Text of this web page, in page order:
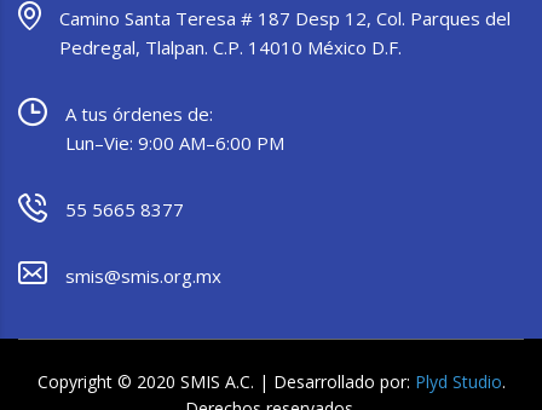
Camino Santa Teresa # 187 Desp 12, Col. Parques del
Pedregal, Tlalpan. C.P. 14010 México D.F.
A tus órdenes de:
Lun–Vie: 9:00 AM–6:00 PM
55 5665 8377
smis@smis.org.mx
Copyright © 2020 SMIS A.C. | Desarrollado por: Plyd Studio.